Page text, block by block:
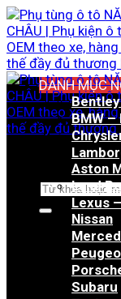
Bỏ
qua
nội
dung
Tìm
Hotline đặt
DANH MỤC
BMW –
Aston
Land
Lexus
Nissan
Subaru